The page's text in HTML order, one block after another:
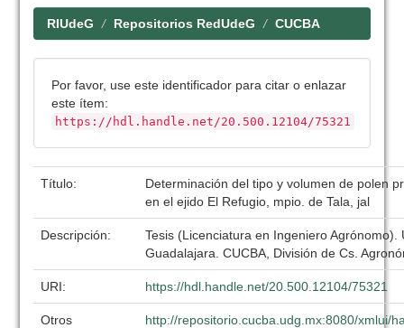
RIUdeG Repositorios RedUdeG CUCBA
Por favor, use este identificador para citar o enlazar
este ítem:
https://hdl.handle.net/20.500.12104/75321
Título:
Determinación del tipo y volumen de polen
en el ejido El Refugio, mpio. de Tala, jal
Descripción:
Tesis (Licenciatura en Ingeniero Agrónomo).
Guadalajara. CUCBA, División de Cs.
URI: https://hdl.handle.net/20.500.12104/75321
Otros
http://repositorio.cucba.udg.mx:8080/xmlui/